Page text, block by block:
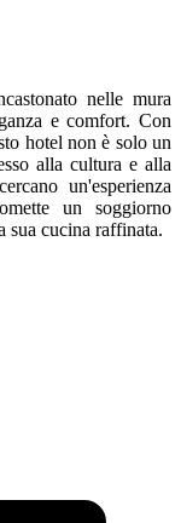
nelle mura
e comfort. Con
hotel non è solo un
alla cultura e alla
un'esperienza
un soggiorno
sua cucina raffinata.